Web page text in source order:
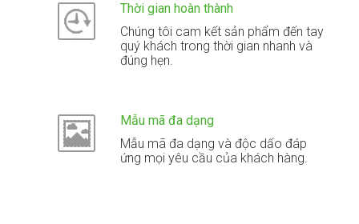
Thời gian hoàn thành
Chúng tôi cam kết sản phẩm đến tay
quý khách trong thời gian nhanh và
đúng hẹn.
Mẫu mã đa dạng
Mẫu mã đa dạng và độc dấo đáp
ứng mọi yêu cầu của khách hàng.